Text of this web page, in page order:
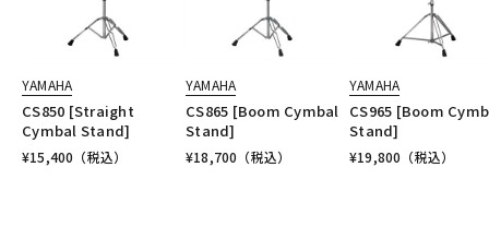
YAMAHA
CS850 [Straight
Cymbal Stand]
¥15,400 （税込）
YAMAHA
CS865 [Boom Cymbal
Stand]
¥18,700 （税込）
YAMAHA
CS965 [Boom
Stand]
¥19,800 （税込）